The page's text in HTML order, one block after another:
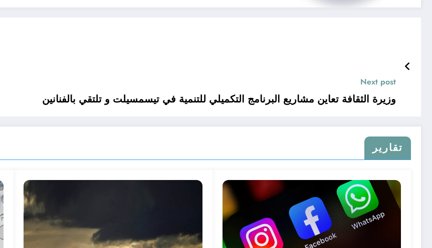
Next post
وزيرة الثقافة تعاين مشاريع البرنامج التكميلي للتنمية في تيسمسيلت و تلتقي بالفنانين
تقارير